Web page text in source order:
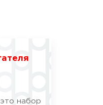
набор